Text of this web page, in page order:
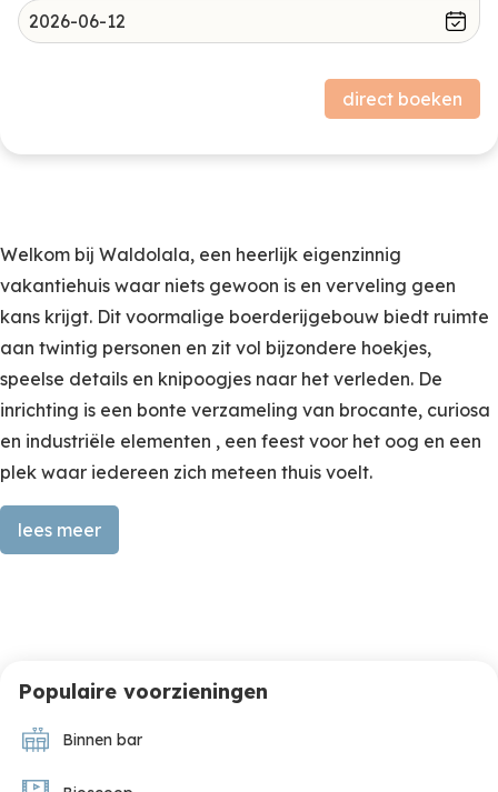
direct boeken
Welkom bij Waldolala, een heerlijk eigenzinnig
vakantiehuis waar niets gewoon is en verveling geen
kans krijgt. Dit voormalige boerderijgebouw biedt ruimte
aan twintig personen en zit vol bijzondere hoekjes,
speelse details en knipoogjes naar het verleden. De
inrichting is een bonte verzameling van brocante, curiosa
en industriële elementen , een feest voor het oog en een
plek waar iedereen zich meteen thuis voelt.
het huis, met een ruim kookeiland, twee inductieplaten,
om voor een groot gezelschap te koken. Er zijn twee
vaatwassers, twee combimagnetrons, twee ovens en
lees meer
Populaire voorzieningen
Binnen bar